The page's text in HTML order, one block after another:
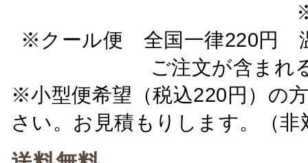
※クール便 全国一律220円
ご注文が含ま
※小型便希望（税込220円）の
さい。お見積もりします。（非